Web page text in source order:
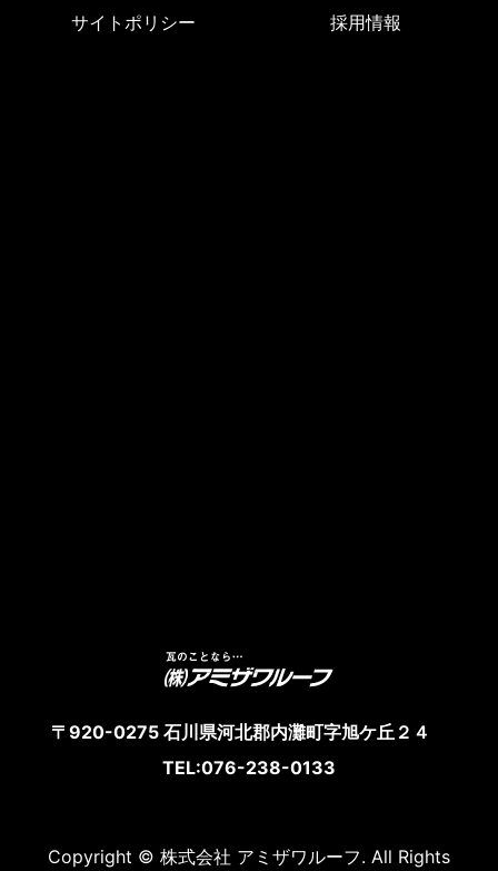
サイトポリシー
採用情報
〒920-0275 石川県河北郡内灘町字旭ケ丘２４
TEL:076-238-0133
Copyright © 株式会社 アミザワルーフ. All Rights